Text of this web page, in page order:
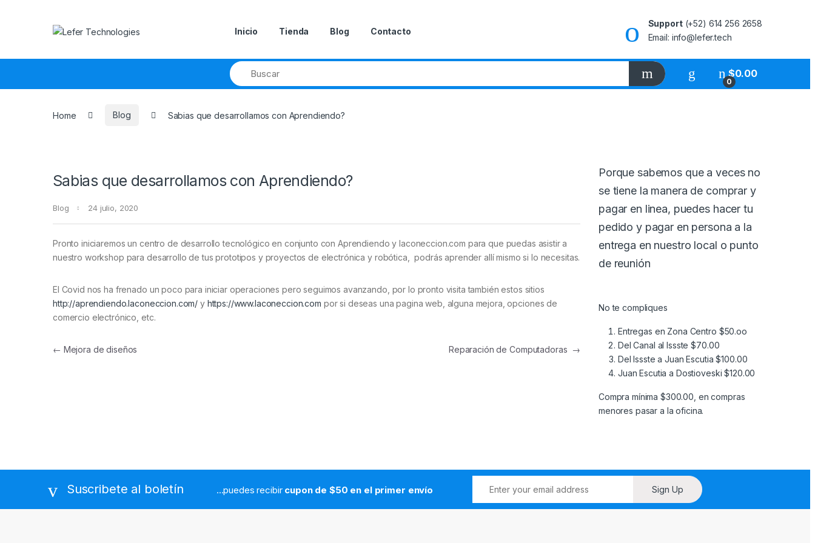
Inicio Tienda Blog Contacto
Support(+52) 614 256 2658
Email: info@lefer.tech
0
$0.00
Home Blog Sabias que desarrollamos con Aprendiendo?
Sabias que desarrollamos con Aprendiendo?
Blog 24 julio, 2020
Pronto iniciaremos un centro de desarrollo tecnológico en conjunto con Aprendiendo y laconeccion.com para que puedas asistir a
nuestro workshop para desarrollo de tus prototipos y proyectos de electrónica y robótica, podrás aprender allí mismo si lo necesitas.
El Covid nos ha frenado un poco para iniciar operaciones pero seguimos avanzando, por lo pronto visita también estos sitios
http://aprendiendo.laconeccion.com/ y https://www.laconeccion.com por si deseas una pagina web, alguna mejora, opciones de
comercio electrónico, etc.
Navegación de entradas
← Mejora de diseños Reparación de Computadoras →
Porque sabemos que a veces no
se tiene la manera de comprar y
pagar en linea, puedes hacer tu
pedido y pagar en persona a la
entrega en nuestro local o punto
de reunión
No te compliques
Entregas en Zona Centro $50.oo
Del Canal al Issste $70.00
Del Issste a Juan Escutia $100.00
Juan Escutia a Dostioveski $120.00
Compra mínima $300.00, en compras
menores pasar a la oficina.
Suscribete al boletín ...puedes recibir cupon de $50 en el primer envío Sign Up